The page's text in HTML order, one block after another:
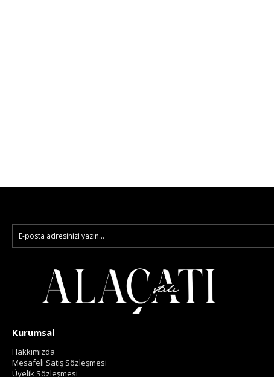
Kurumsal
Hakkımızda
Mesafeli Satış Sözleşmesi
Üyelik Sözleşmesi